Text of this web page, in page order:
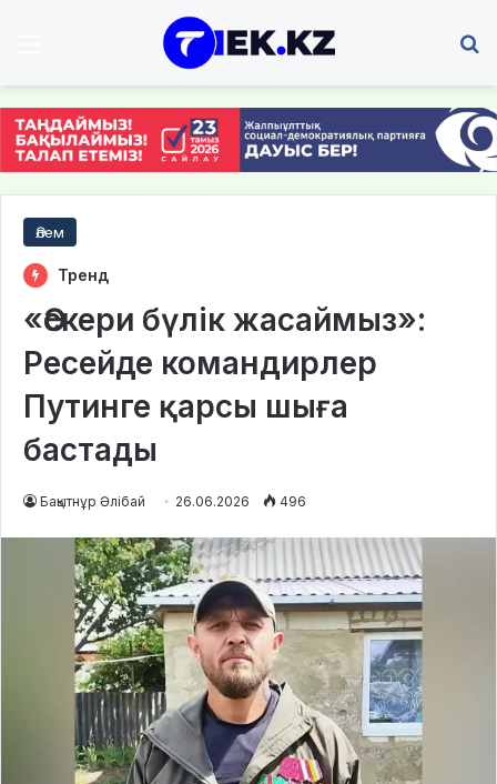
Әлем
Тренд
«Әскери бүлік жасаймыз»:
Ресейде командирлер
Путинге қарсы шыға
бастады
Бақытнұр Әлібай 26.06.2026 496